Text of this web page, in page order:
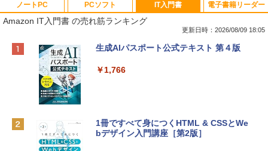
ノートPC
Apple 2026 MacBook Neo A18 Proチッ
e Intelligenceのために設計、Liquid Ret
￥113,748
PCソフト
Robloxギフトカード - 800 Robux 【限
インゲームコード】 ロブロックス | オン
Robloxギフトカード - 1000 Robux 【限
IT入門書
Amazon IT入門書 の売れ筋ランキング
更新日時：2026/08/09 18:05
生成AIパスポート公式テキスト 第４版
￥1,766
1冊ですべて身につくHTML & CSSとWe
bデザイン入門講座［第2版］
電子書籍リーダー